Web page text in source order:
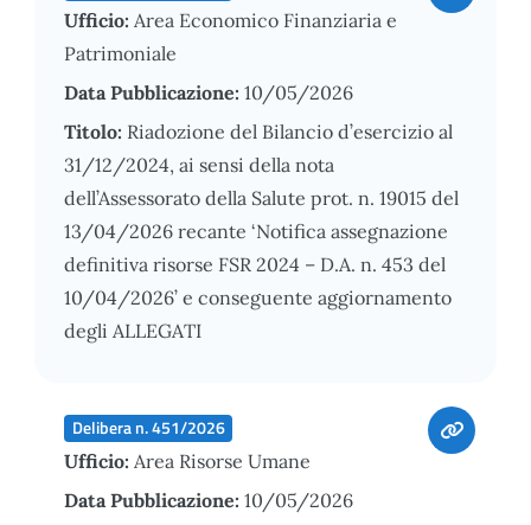
Ufficio: Area Economico Finanziaria e
Patrimoniale
Data Pubblicazione: 10/05/2026
Titolo: Riadozione del Bilancio d’esercizio al
31/12/2024, ai sensi della nota
dell’Assessorato della Salute prot. n. 19015 del
13/04/2026 recante ‘Notifica assegnazione
definitiva risorse FSR 2024 – D.A. n. 453 del
10/04/2026’ e conseguente aggiornamento
degli ALLEGATI
Delibera n. 451/2026
Ufficio: Area Risorse Umane
Data Pubblicazione: 10/05/2026